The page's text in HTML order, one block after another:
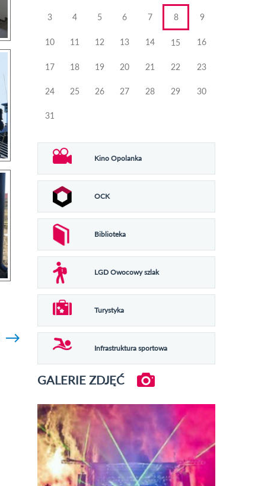
3 4 5 6 7 8 9
10 11 12 13 14 15 16
17 18 19 20 21 22 23
24 25 26 27 28 29 30
31
Kino Opolanka
OCK
Biblioteka
LGD Owocowy szlak
Turystyka
Infrastruktura sportowa
GALERIE ZDJĘĆ